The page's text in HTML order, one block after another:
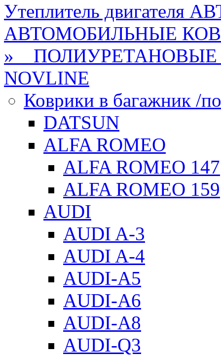
Утеплитель двигателя
АВТОМОБИЛЬНЫЕ
» ПОЛИУРЕТАНОВЫЕ
NOVLINE
Коврики в багажник /
DATSUN
ALFA ROMEO
ALFA ROMEO 147
ALFA ROMEO 159
AUDI
AUDI A-3
AUDI A-4
AUDI-A5
AUDI-A6
AUDI-A8
AUDI-Q3